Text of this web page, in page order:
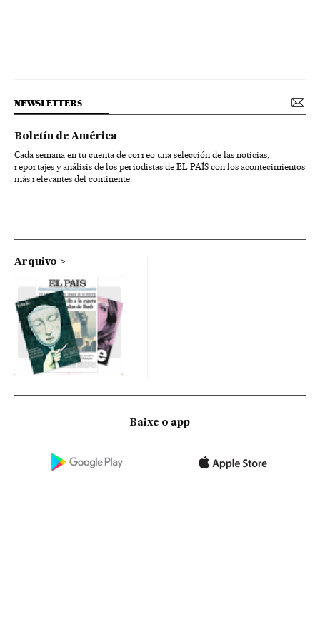
NEWSLETTERS
Boletín de América
Cada semana en tu cuenta de correo una selección de las noticias,
reportajes y análisis de los periodistas de EL PAÍS con los acontecimientos
más relevantes del continente.
Arquivo
Baixe o app